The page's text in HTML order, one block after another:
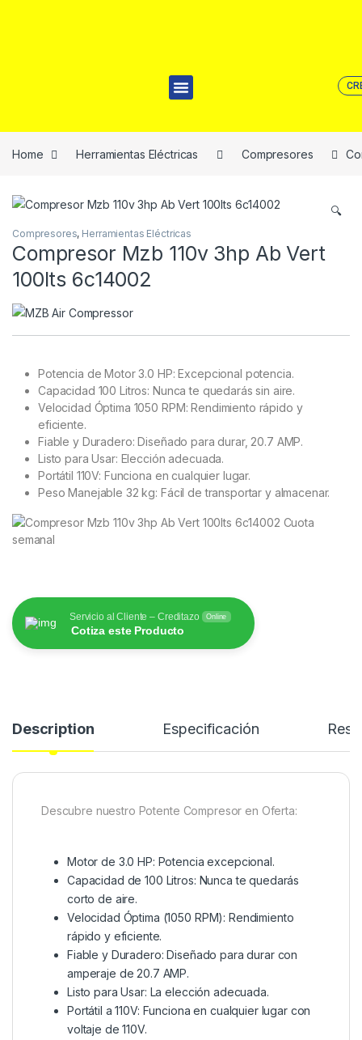
Home Herramientas Eléctricas Compresores
🔍
Compresores, Herramientas Eléctricas
Compresor Mzb 110v 3hp Ab Vert
100lts 6c14002
Potencia de Motor 3.0 HP: Excepcional potencia.
Capacidad 100 Litros: Nunca te quedarás sin aire.
Velocidad Óptima 1050 RPM: Rendimiento rápido y
eficiente.
Fiable y Duradero: Diseñado para durar, 20.7 AMP.
Listo para Usar: Elección adecuada.
Portátil 110V: Funciona en cualquier lugar.
Peso Manejable 32 kg: Fácil de transportar y almacenar.
Servicio al Cliente – Creditazo Online
Cotiza este Producto
Description Especificación
Descubre nuestro Potente Compresor en Oferta:
Motor de 3.0 HP: Potencia excepcional.
Capacidad de 100 Litros: Nunca te quedarás
corto de aire.
Velocidad Óptima (1050 RPM): Rendimiento
rápido y eficiente.
Fiable y Duradero: Diseñado para durar con
amperaje de 20.7 AMP.
Listo para Usar: La elección adecuada.
Portátil a 110V: Funciona en cualquier lugar con
voltaje de 110V.